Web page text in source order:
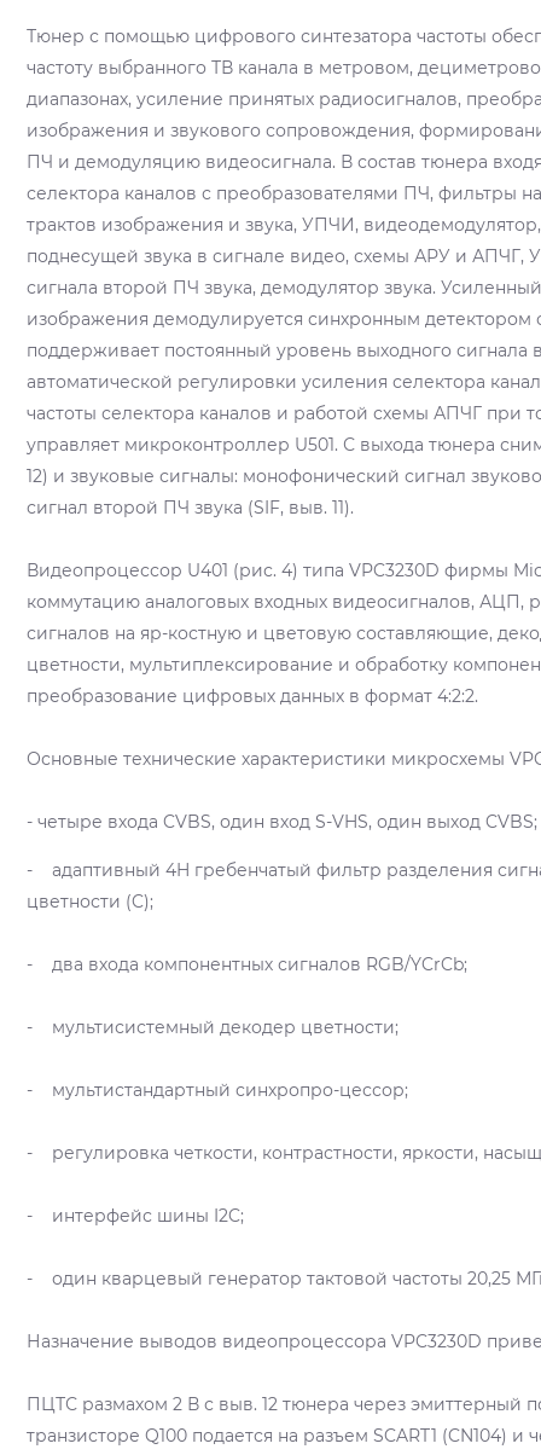
Тюнер с помощью цифрового синтезатора частоты
частоту выбранного ТВ канала в метровом,
диапазонах, усиление принятых радиосигналов,
изображения и звукового сопровождения,
ПЧ и демодуляцию видеосигнала. В состав тюнера
селектора каналов с преобразователями ПЧ,
трактов изображения и звука, УПЧИ,
поднесущей звука в сигнале видео, схемы АРУ и АПЧГ,
сигнала второй ПЧ звука, демодулятор звука.
изображения демодулируется синхронным
поддерживает постоянный уровень выходного сигнала
автоматической регулировки усиления селектора
частоты селектора каналов и работой схемы АПЧГ при
управляет микроконтроллер U501. С выхода тюнера
12) и звуковые сигналы: монофонический сигнал
сигнал второй ПЧ звука (SIF, выв. 11).
Видеопроцессор U401 (рис. 4) типа VPC3230D фирмы
коммутацию аналоговых входных видеосигналов, АЦП,
сигналов на яр-костную и цветовую составляющие,
цветности, мультиплексирование и обработку
преобразование цифровых данных в формат 4:2:2.
Основные технические характеристики микросхемы
- четыре входа CVBS, один вход S-VHS, один выход CVBS;
- адаптивный 4H гребенчатый фильтр разделения
цветности (C);
- два входа компонентных сигналов RGB/YCrCb;
- мультисистемный декодер цветности;
- мультистандартный синхропро-цессор;
- регулировка четкости, контрастности, яркости,
- интерфейс шины I2C;
- один кварцевый генератор тактовой частоты 20,25
Назначение выводов видеопроцессора VPC3230D
ПЦТС размахом 2 В с выв. 12 тюнера через эмиттерный
транзисторе Q100 подается на разъем SCART1 (CN104) и